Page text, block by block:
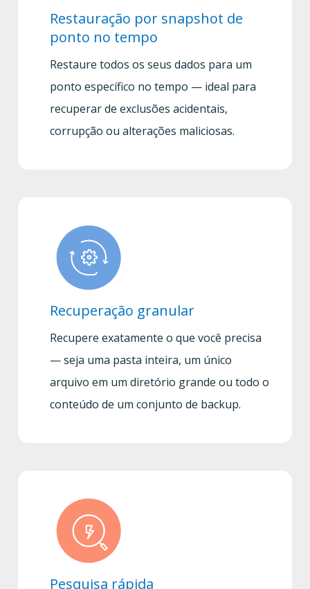
Restauração por snapshot de
ponto no tempo
Restaure todos os seus dados para um
ponto específico no tempo — ideal para
recuperar de exclusões acidentais,
corrupção ou alterações maliciosas.
Recuperação granular
Recupere exatamente o que você precisa
— seja uma pasta inteira, um único
arquivo em um diretório grande ou todo o
conteúdo de um conjunto de backup.
Pesquisa rápida